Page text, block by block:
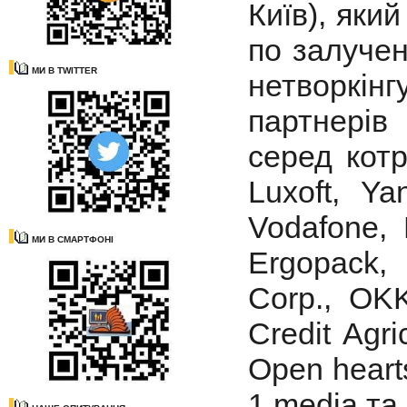
МИ В TWITTER
МИ В СМАРТФОНІ
Київ),
по
серед
Luxoft,
Vodafone,
Corp.,
Credit
Open